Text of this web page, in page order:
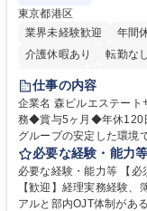
東京都港区
業界未経験歓迎
年間
介護休暇あり
転勤なし
経験者歓迎
完全週休2日制
交通
仕事の内容
企業名 森ビルエステートサービス株式会
務◆賞与5ヶ月◆年休120日◆残業
グループの安定した環境
をお任せします。 労務と
度改定などのコア業務にも
理、給与計算、社会保
き、社内規定の改定や人
必要な経験・能力等
必要な経験・能力等 【
【歓迎】経理実務経験
アルと部内OJT体制があ